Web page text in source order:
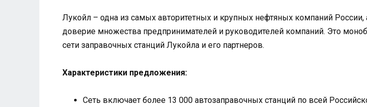
Лукойл – одна из самых авторитетных и крупных нефтяных компаний
доверие множества предпринимателей и руководителей компаний. Это
сети заправочных станций Лукойла и его партнеров.
Характеристики предложения:
Сеть включает более 13 000 автозаправочных станций по всей